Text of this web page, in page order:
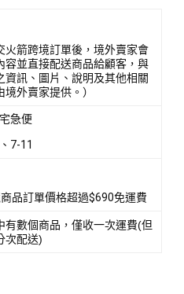
火箭跨境訂單後，境外賣家會
容並直接配送商品給顧客，與
資訊、圖片、說明及其他相關
境外賣家提供。）
急便
7-11
品訂單價格超過$690免運費
有數個商品，僅收一次運費(但
次配送)